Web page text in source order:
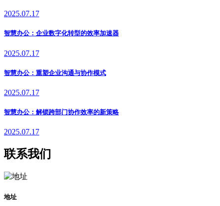
2025.07.17
智慧办公：企业数字化转型的效率加速器
2025.07.17
智慧办公：重塑企业沟通与协作模式
2025.07.17
智慧办公：解锁跨部门协作效率的新策略
2025.07.17
联系我们
地址